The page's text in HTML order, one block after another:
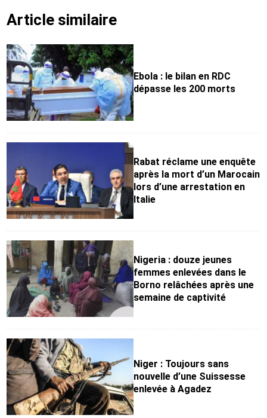
Article similaire
Ebola : le bilan en RDC
dépasse les 200 morts
Rabat réclame une enquête
après la mort d’un Marocain
lors d’une arrestation en
Italie
Nigeria : douze jeunes
femmes enlevées dans le
Borno relâchées après une
semaine de captivité
Niger : Toujours sans
nouvelle d’une Suissesse
enlevée à Agadez